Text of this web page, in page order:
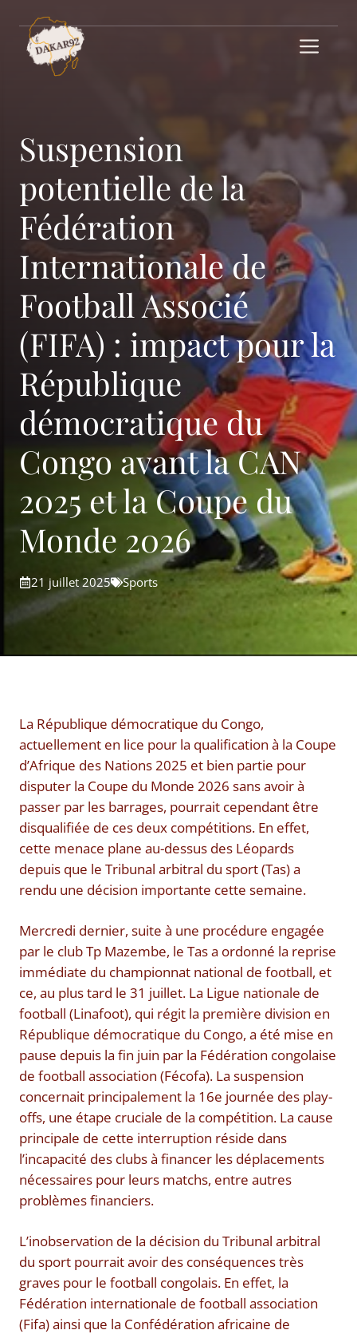
contenu
Suspension
potentielle de la
Fédération
Internationale de
Football Associé
(FIFA) : impact pour la
République
démocratique du
Congo avant la CAN
2025 et la Coupe du
Monde 2026
21 juillet 2025 Sports
La République démocratique du Congo,
actuellement en lice pour la qualification à la Coupe
d’Afrique des Nations 2025 et bien partie pour
disputer la Coupe du Monde 2026 sans avoir à
passer par les barrages, pourrait cependant être
disqualifiée de ces deux compétitions. En effet,
cette menace plane au-dessus des Léopards
depuis que le Tribunal arbitral du sport (Tas) a
rendu une décision importante cette semaine.
Mercredi dernier, suite à une procédure engagée
par le club Tp Mazembe, le Tas a ordonné la reprise
immédiate du championnat national de football, et
ce, au plus tard le 31 juillet. La Ligue nationale de
football (Linafoot), qui régit la première division en
République démocratique du Congo, a été mise en
pause depuis la fin juin par la Fédération congolaise
de football association (Fécofa). La suspension
concernait principalement la 16e journée des play-
offs, une étape cruciale de la compétition. La cause
principale de cette interruption réside dans
l’incapacité des clubs à financer les déplacements
nécessaires pour leurs matchs, entre autres
problèmes financiers.
L’inobservation de la décision du Tribunal arbitral
du sport pourrait avoir des conséquences très
graves pour le football congolais. En effet, la
Fédération internationale de football association
(Fifa) ainsi que la Confédération africaine de